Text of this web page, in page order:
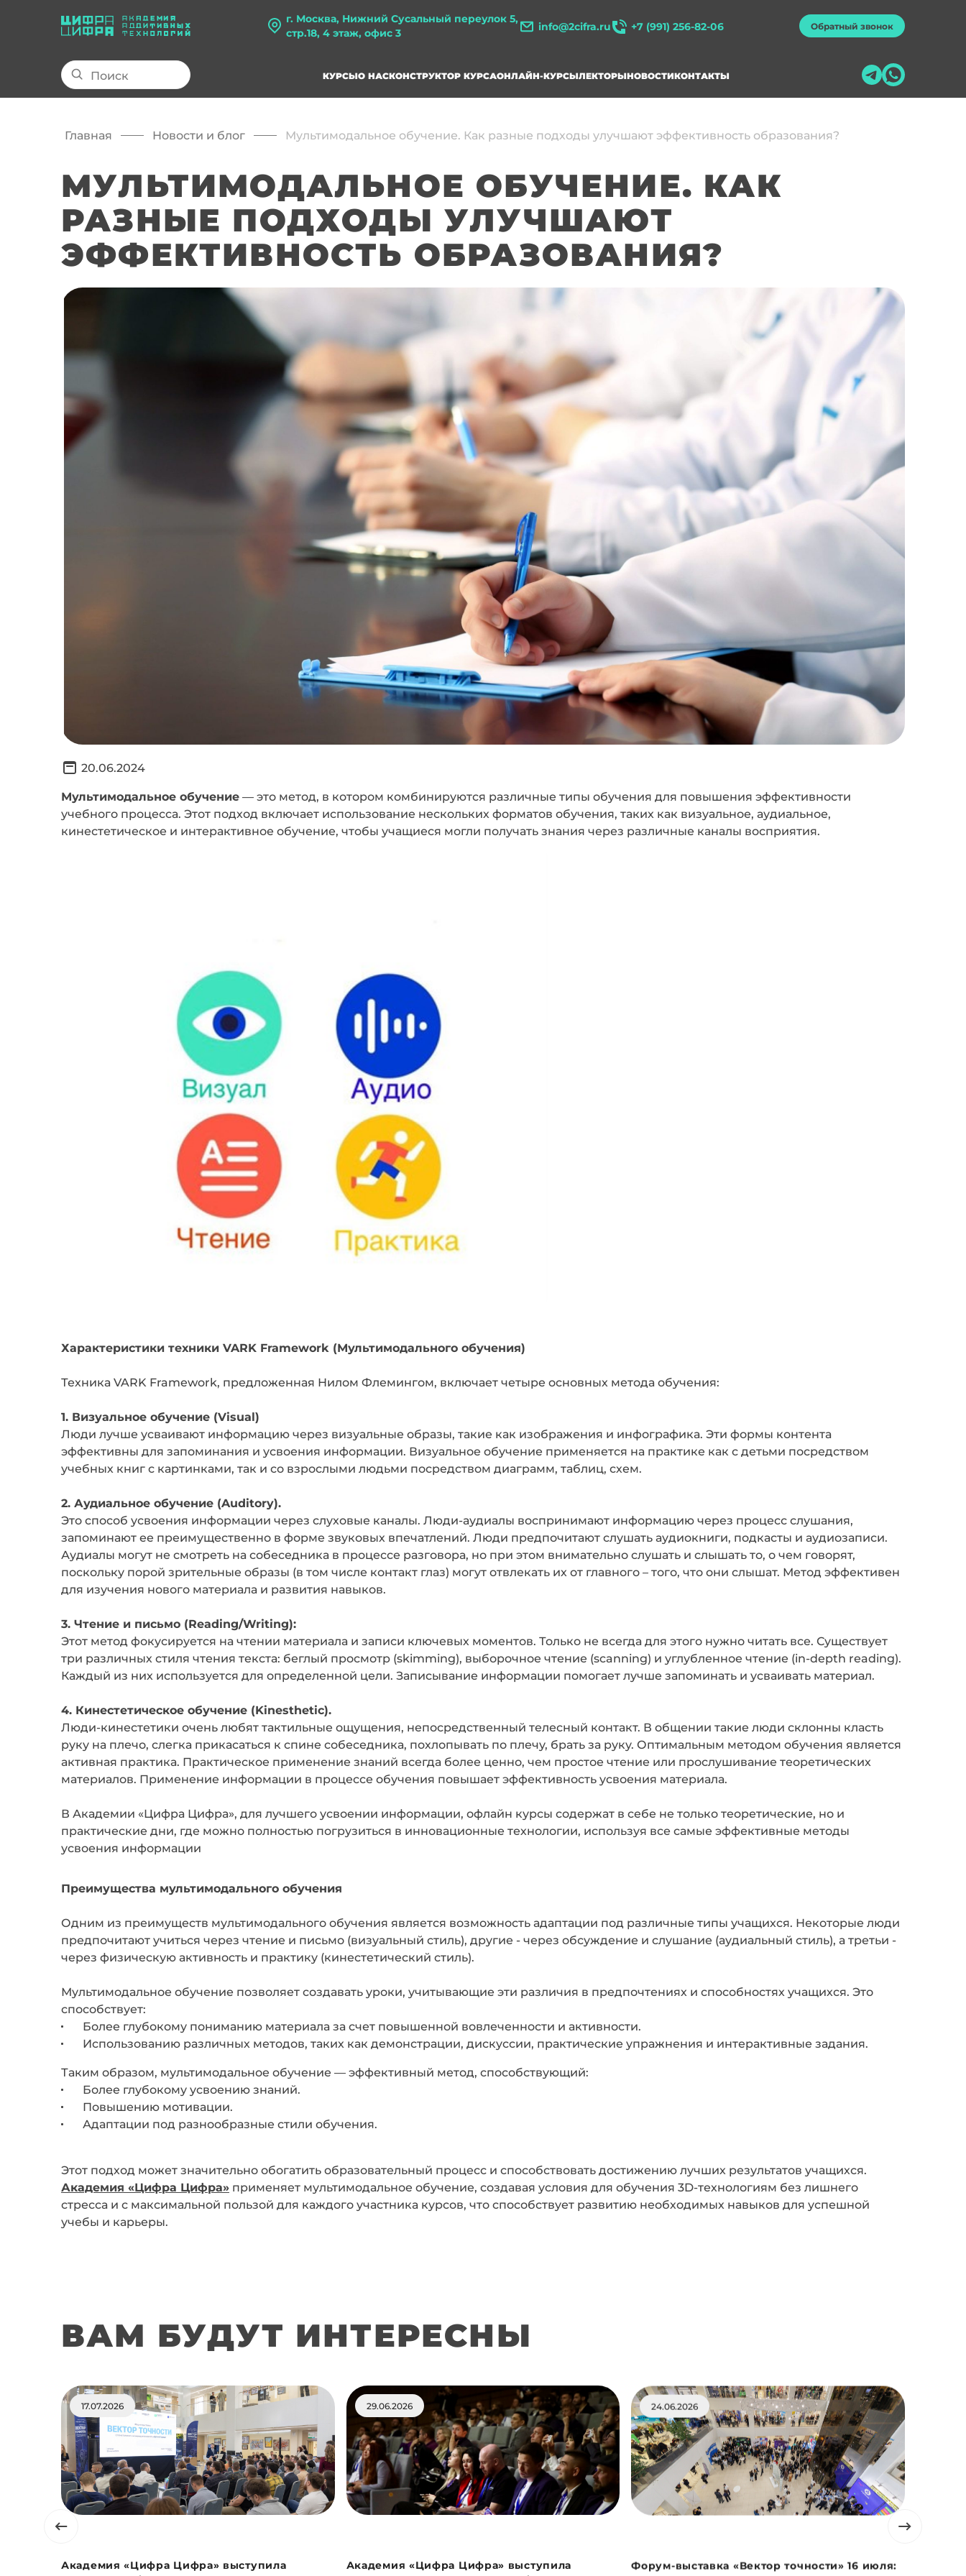
г. Москва, Нижний Сусальный переулок 5,
стр.18, 4 этаж, офис 3
info@2cifra.ru +7 (991) 256-82-06 Обратный звонок
КУРСЫО НАСКОНСТРУКТОР КУРСАОНЛАЙН-КУРСЫЛЕКТОРЫНОВОСТИКОНТАКТЫ
Главная Новости и блог Мультимодальное обучение. Как разные подходы улучшают эффективность образования?
МУЛЬТИМОДАЛЬНОЕ ОБУЧЕНИЕ. КАК
РАЗНЫЕ ПОДХОДЫ УЛУЧШАЮТ
ЭФФЕКТИВНОСТЬ ОБРАЗОВАНИЯ?
20.06.2024
Мультимодальное обучение— это метод, в котором комбинируются различные типы обучения для повышения эффективности
учебного процесса. Этот подход включает использование нескольких форматов обучения, таких как визуальное, аудиальное,
кинестетическое и интерактивное обучение, чтобы учащиеся могли получать знания через различные каналы восприятия.
Характеристики техники VARK Framework (Мультимодального обучения)
Техника VARK Framework, предложенная Нилом Флемингом, включает четыре основных метода обучения:
1. Визуальное обучение (Visual)
Люди лучше усваивают информацию через визуальные образы, такие как изображения и инфографика. Эти формы контента
эффективны для запоминания и усвоения информации. Визуальное обучение применяется на практике как с детьми посредством
учебных книг с картинками, так и со взрослыми людьми посредством диаграмм, таблиц, схем.
2. Аудиальное обучение (Auditory).
Это способ усвоения информации через слуховые каналы. Люди-аудиалы воспринимают информацию через процесс слушания,
запоминают ее преимущественно в форме звуковых впечатлений. Люди предпочитают слушать аудиокниги, подкасты и аудиозаписи.
Аудиалы могут не смотреть на собеседника в процессе разговора, но при этом внимательно слушать и слышать то, о чем говорят,
поскольку порой зрительные образы (в том числе контакт глаз) могут отвлекать их от главного – того, что они слышат. Метод эффективен
для изучения нового материала и развития навыков.
3. Чтение и письмо (Reading/Writing):
Этот метод фокусируется на чтении материала и записи ключевых моментов. Только не всегда для этого нужно читать все. Существует
три различных стиля чтения текста: беглый просмотр (skimming), выборочное чтение (scanning) и углубленное чтение (in-depth reading).
Каждый из них используется для определенной цели. Записывание информации помогает лучше запоминать и усваивать материал.
4. Кинестетическое обучение (Kinesthetic).
Люди-кинестетики очень любят тактильные ощущения, непосредственный телесный контакт. В общении такие люди склонны класть
руку на плечо, слегка прикасаться к спине собеседника, похлопывать по плечу, брать за руку. Оптимальным методом обучения является
активная практика. Практическое применение знаний всегда более ценно, чем простое чтение или прослушивание теоретических
материалов. Применение информации в процессе обучения повышает эффективность усвоения материала.
В Академии «Цифра Цифра», для лучшего усвоении информации, офлайн курсы содержат в себе не только теоретические, но и
практические дни, где можно полностью погрузиться в инновационные технологии, используя все самые эффективные методы
усвоения информации
Преимущества мультимодального обучения
Одним из преимуществ мультимодального обучения является возможность адаптации под различные типы учащихся. Некоторые люди
предпочитают учиться через чтение и письмо (визуальный стиль), другие - через обсуждение и слушание (аудиальный стиль), а третьи -
через физическую активность и практику (кинестетический стиль).
Мультимодальное обучение позволяет создавать уроки, учитывающие эти различия в предпочтениях и способностях учащихся. Это
способствует:
Более глубокому пониманию материала за счет повышенной вовлеченности и активности.
Использованию различных методов, таких как демонстрации, дискуссии, практические упражнения и интерактивные задания.
Таким образом, мультимодальное обучение — эффективный метод, способствующий:
Более глубокому усвоению знаний.
Повышению мотивации.
Адаптации под разнообразные стили обучения.
Этот подход может значительно обогатить образовательный процесс и способствовать достижению лучших результатов учащихся.
Академия «Цифра Цифра» применяет мультимодальное обучение, создавая условия для обучения 3D-технологиям без лишнего
стресса и с максимальной пользой для каждого участника курсов, что способствует развитию необходимых навыков для успешной
учебы и карьеры.
ВАМ БУДУТ ИНТЕРЕСНЫ
17.07.2026
Академия «Цифра Цифра» выступила
29.06.2026
Академия «Цифра Цифра» выступила
24.06.2026
Форум-выставка «Вектор точности» 16 июля: